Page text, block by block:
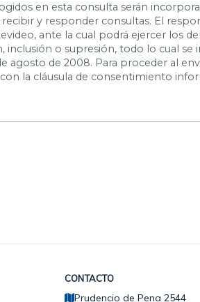
en esta consulta serán
recibir y responder consultas. El
ante la cual podrá ejercer los
inclusión o supresión, todo lo cual
agosto de 2008. Para proceder al
con la cláusula de consentimiento
CONTACTO
Prudencio de Pena 2544